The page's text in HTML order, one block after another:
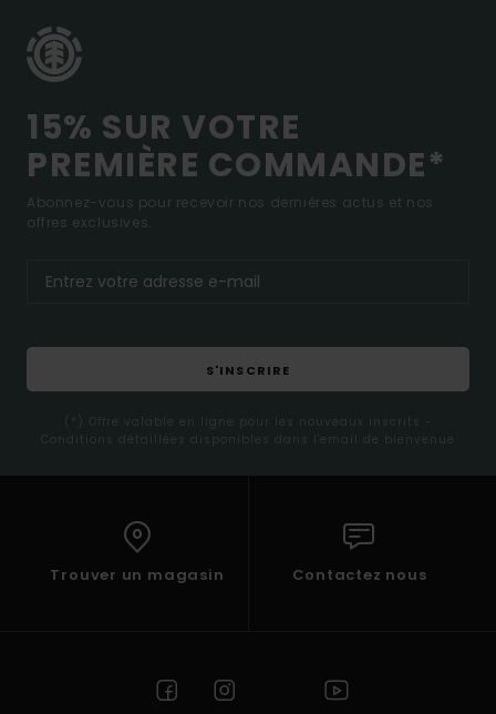
15% SUR VOTRE
PREMIÈRE COMMANDE*
Abonnez-vous pour recevoir nos dernières actus et nos
offres exclusives.
S'INSCRIRE
(*) Offre valable en ligne pour les nouveaux inscrits -
Conditions détaillées disponibles dans l'email de bienvenue
Trouver un magasin Contactez nous